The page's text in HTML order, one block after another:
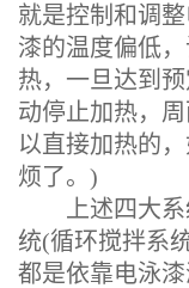
就是控制和调
漆的温度偏低
热，一旦达到
动停止加热，
以直接加热的
烦了。)
上述四大系
统(循环搅拌系
都是依靠电泳